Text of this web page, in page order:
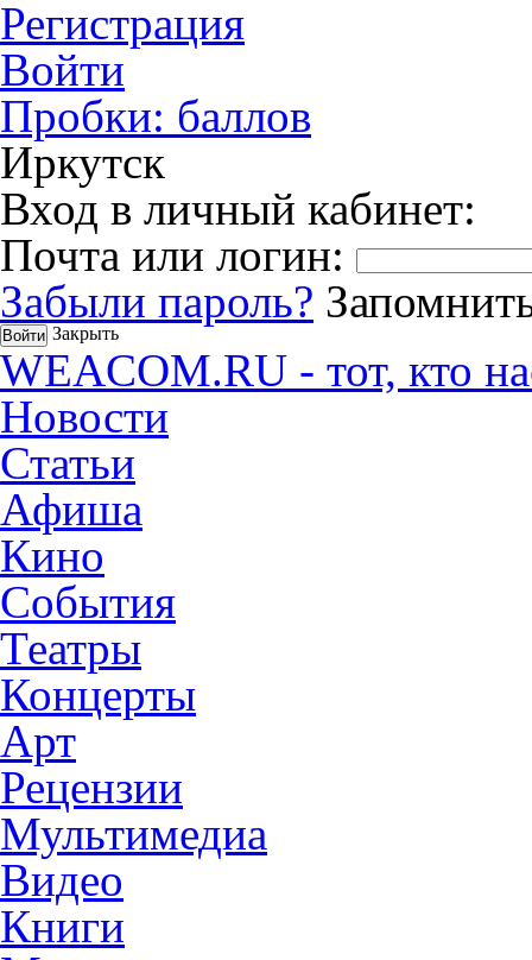
Регистрация
Войти
Пробки: баллов
Иркутск
Вход в личный кабинет:
Почта или логин:
Забыли пароль?
Закрыть
WEACOM.RU - тот, кто
Новости
Статьи
Афиша
Кино
События
Театры
Концерты
Арт
Рецензии
Мультимедиа
Видео
Книги